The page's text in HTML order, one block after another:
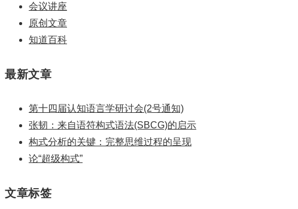
会议讲座
原创文章
知道百科
最新文章
第十四届认知语言学研讨会(2号通知)
张韧：来自语符构式语法(SBCG)的启示
构式分析的关键：完整思维过程的呈现
论“超级构式”
文章标签